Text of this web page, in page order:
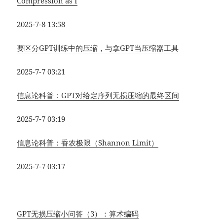
2025-7-8 13:58
要区分GPT训练中的压缩，与拿GPT当压缩器工具
2025-7-7 03:21
信息论科普：GPT对给定序列无损压缩的最终区间
2025-7-7 03:19
信息论科普：香农极限（Shannon Limit）
2025-7-7 03:17
GPT无损压缩小问答（3）：算术编码